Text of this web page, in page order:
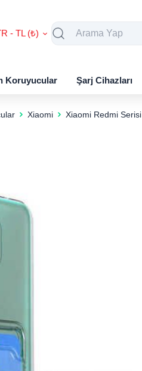
- TL (₺)
Koruyucular Şarj Cihazları
Xiaomi Xiaomi Redmi Serisi